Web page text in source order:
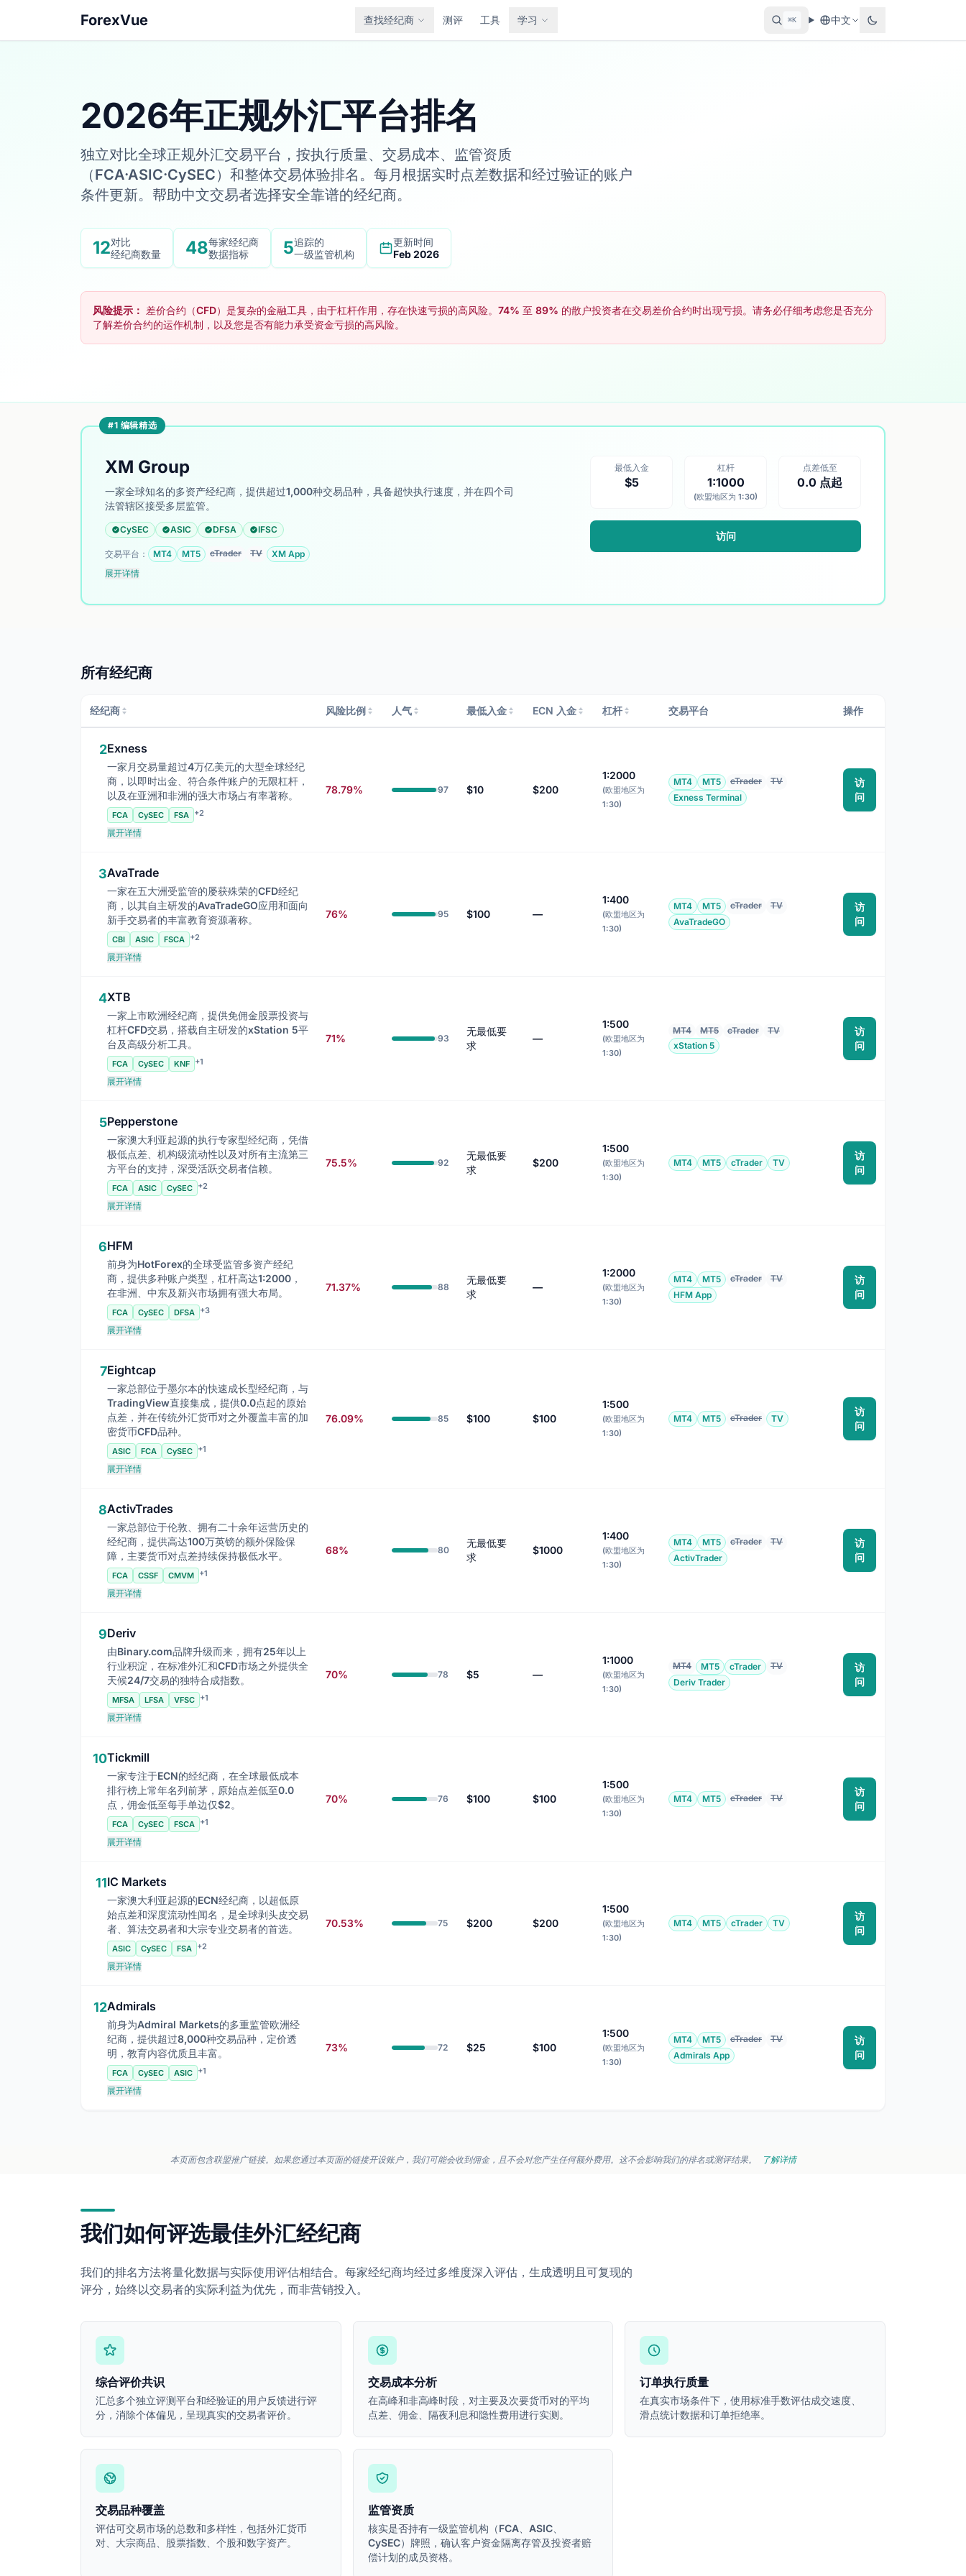
ForexVue 查找经纪商 测评 工具 学习 ⌘K 中文
2026年正规外汇平台排名
独立对比全球正规外汇交易平台，按执行质量、交易成本、监管资质
（FCA·ASIC·CySEC）和整体交易体验排名。每月根据实时点差数据和经过验证的账户
条件更新。帮助中文交易者选择安全靠谱的经纪商。
12对比
经纪商数量
48每家经纪商
数据指标
5追踪的
一级监管机构
更新时间
Feb 2026
风险提示： 差价合约（CFD）是复杂的金融工具，由于杠杆作用，存在快速亏损的高风险。74% 至 89% 的散户投资者在交易差价合约时出现亏损。请务必仔细考虑您是否充分
了解差价合约的运作机制，以及您是否有能力承受资金亏损的高风险。
#1 编辑精选
XM Group
一家全球知名的多资产经纪商，提供超过1,000种交易品种，具备超快执行速度，并在四个司
法管辖区接受多层监管。
CySEC ASIC DFSA IFSC
交易平台： MT4 MT5 cTrader TV
XM App
展开详情
最低入金
$5
杠杆
1:1000
(欧盟地区为 1:30)
点差低至
0.0 点起
访问
所有经纪商
经纪商 风险比例 人气 最低入金 ECN 入金 杠杆 交易平台 操作
2Exness
一家月交易量超过4万亿美元的大型全球经纪
商，以即时出金、符合条件账户的无限杠杆，
以及在亚洲和非洲的强大市场占有率著称。
FCA CySEC FSA +2
展开详情
78.79% 97 $10 $200
1:2000
(欧盟地区为
1:30)
MT4 MT5 cTrader
TV
Exness Terminal
访
问
3AvaTrade
一家在五大洲受监管的屡获殊荣的CFD经纪
商，以其自主研发的AvaTradeGO应用和面向
新手交易者的丰富教育资源著称。
CBI ASIC FSCA +2
展开详情
76% 95 $100 —
1:400
(欧盟地区为
1:30)
MT4 MT5 cTrader
TV
AvaTradeGO
访
问
4XTB
一家上市欧洲经纪商，提供免佣金股票投资与
杠杆CFD交易，搭载自主研发的xStation 5平
台及高级分析工具。
FCA CySEC KNF +1
展开详情
71% 93
无最低要
求
—
1:500
(欧盟地区为
1:30)
MT4 MT5 cTrader
TV
xStation 5
访
问
5Pepperstone
一家澳大利亚起源的执行专家型经纪商，凭借
极低点差、机构级流动性以及对所有主流第三
方平台的支持，深受活跃交易者信赖。
FCA ASIC CySEC +2
展开详情
75.5% 92
无最低要
求
$200
1:500
(欧盟地区为
1:30)
MT4 MT5 cTrader TV
访
问
6HFM
前身为HotForex的全球受监管多资产经纪
商，提供多种账户类型，杠杆高达1:2000，
在非洲、中东及新兴市场拥有强大布局。
FCA CySEC DFSA +3
展开详情
71.37% 88
无最低要
求
—
1:2000
(欧盟地区为
1:30)
MT4 MT5 cTrader
TV
HFM App
访
问
7Eightcap
一家总部位于墨尔本的快速成长型经纪商，与
TradingView直接集成，提供0.0点起的原始
点差，并在传统外汇货币对之外覆盖丰富的加
密货币CFD品种。
ASIC FCA CySEC +1
展开详情
76.09% 85 $100 $100
1:500
(欧盟地区为
1:30)
MT4 MT5 cTrader TV
访
问
8ActivTrades
一家总部位于伦敦、拥有二十余年运营历史的
经纪商，提供高达100万英镑的额外保险保
障，主要货币对点差持续保持极低水平。
FCA CSSF CMVM +1
展开详情
68% 80
无最低要
求
$1000
1:400
(欧盟地区为
1:30)
MT4 MT5 cTrader
TV
ActivTrader
访
问
9Deriv
由Binary.com品牌升级而来，拥有25年以上
行业积淀，在标准外汇和CFD市场之外提供全
天候24/7交易的独特合成指数。
MFSA LFSA VFSC +1
展开详情
70% 78 $5 —
1:1000
(欧盟地区为
1:30)
MT4 MT5 cTrader
TV
Deriv Trader
访
问
10Tickmill
一家专注于ECN的经纪商，在全球最低成本
排行榜上常年名列前茅，原始点差低至0.0
点，佣金低至每手单边仅$2。
FCA CySEC FSCA +1
展开详情
70% 76 $100 $100
1:500
(欧盟地区为
1:30)
MT4 MT5 cTrader TV
访
问
11IC Markets
一家澳大利亚起源的ECN经纪商，以超低原
始点差和深度流动性闻名，是全球剥头皮交易
者、算法交易者和大宗专业交易者的首选。
ASIC CySEC FSA +2
展开详情
70.53% 75 $200 $200
1:500
(欧盟地区为
1:30)
MT4 MT5 cTrader TV
访
问
12Admirals
前身为Admiral Markets的多重监管欧洲经
纪商，提供超过8,000种交易品种，定价透
明，教育内容优质且丰富。
FCA CySEC ASIC +1
展开详情
73% 72 $25 $100
1:500
(欧盟地区为
1:30)
MT4 MT5 cTrader
TV
Admirals App
访
问
本页面包含联盟推广链接。如果您通过本页面的链接开设账户，我们可能会收到佣金，且不会对您产生任何额外费用。这不会影响我们的排名或测评结果。 了解详情
我们如何评选最佳外汇经纪商
我们的排名方法将量化数据与实际使用评估相结合。每家经纪商均经过多维度深入评估，生成透明且可复现的
评分，始终以交易者的实际利益为优先，而非营销投入。
综合评价共识
汇总多个独立评测平台和经验证的用户反馈进行评
分，消除个体偏见，呈现真实的交易者评价。
交易成本分析
在高峰和非高峰时段，对主要及次要货币对的平均
点差、佣金、隔夜利息和隐性费用进行实测。
订单执行质量
在真实市场条件下，使用标准手数评估成交速度、
滑点统计数据和订单拒绝率。
交易品种覆盖
评估可交易市场的总数和多样性，包括外汇货币
对、大宗商品、股票指数、个股和数字资产。
监管资质
核实是否持有一级监管机构（FCA、ASIC、
CySEC）牌照，确认客户资金隔离存管及投资者赔
偿计划的成员资格。